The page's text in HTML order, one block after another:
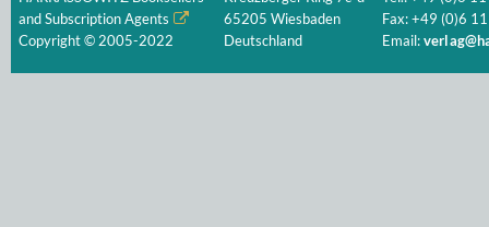
and Subscription Agents
Copyright © 2005-2022
65205 Wiesbaden
Deutschland
Fax: +49 (0)6
Email: